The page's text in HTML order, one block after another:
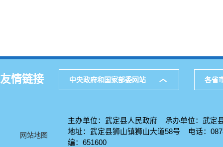
友情链接 中央政府和国家部委网站 各省
网站地图
主办单位：武定县人民政府 承办单位：武定
地址：武定县狮山镇狮山大道58号 电话：
编：651600